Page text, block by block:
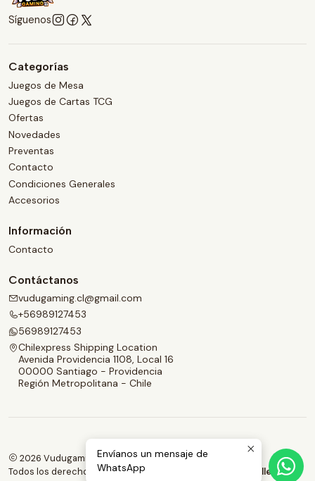
Síguenos
Categorías
Juegos de Mesa
Juegos de Cartas TCG
Ofertas
Novedades
Preventas
Contacto
Condiciones Generales
Accesorios
Información
Contacto
Contáctanos
vudugaming.cl@gmail.com
+56989127453
56989127453
Chilexpress Shipping Location
Avenida Providencia 1108, Local 16
00000 Santiago - Providencia
Región Metropolitana - Chile
2026 Vudugaming.
Todos los derechos reservados.
Desarrollado por Jumpseller
Envíanos un mensaje de
WhatsApp